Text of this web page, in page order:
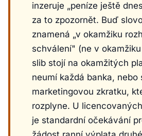
inzeruje „peníze ještě
za to zpozornět. Buď
znamená „v okamžiku
schválení" (ne v
slib stojí na okamžitých
neumí každá banka, nebo
marketingovou zkratku,
rozplyne. U
je standardní očekávání